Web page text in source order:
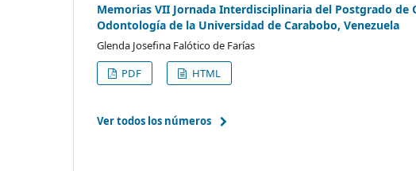
Memorias VII Jornada Interdisciplinaria del Postgrado
Odontología de la Universidad de Carabobo, Venezuela
Glenda Josefina Falótico de Farías
PDF
HTML
Ver todos los números